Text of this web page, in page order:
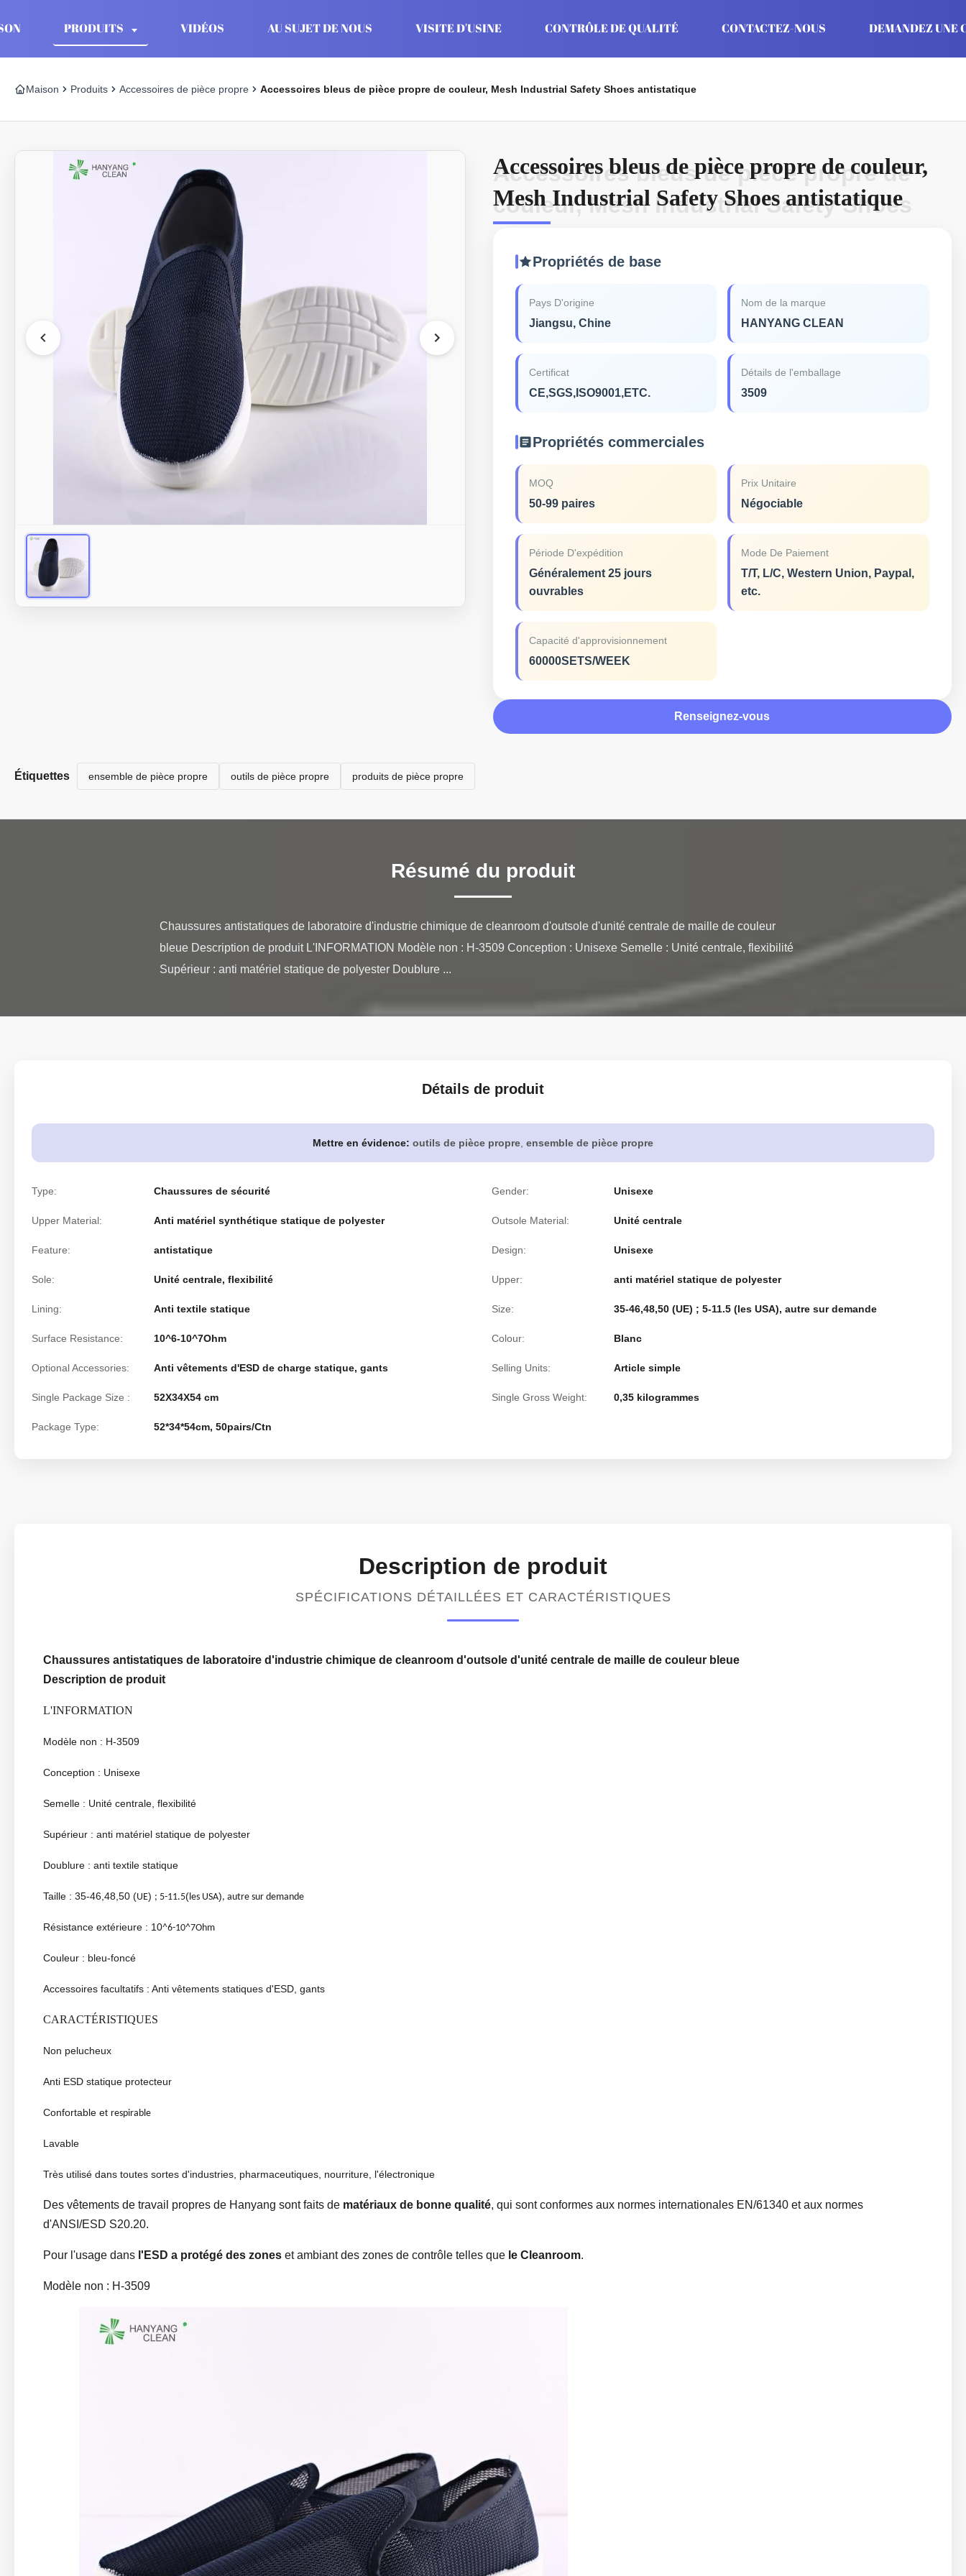
PRODUITS VIDÉOS AU SUJET DE NOUS VISITE D'USINE CONTRÔLE DE QUALITÉ CONTACTEZ-NOUS DEMANDEZ UNE
Maison Produits Accessoires de pièce propre Accessoires bleus de pièce propre de couleur, Mesh Industrial Safety Shoes antistatique
Accessoires bleus de pièce propre de couleur,
Mesh Industrial Safety Shoes antistatique
Accessoires bleus de pièce propre de
couleur, Mesh Industrial Safety Shoes
Propriétés de base
Pays D'origine
Jiangsu, Chine
Nom de la marque
HANYANG CLEAN
Certificat
CE,SGS,ISO9001,ETC.
Détails de l'emballage
3509
Propriétés commerciales
MOQ
50-99 paires
Prix Unitaire
Négociable
Période D'expédition
Généralement 25 jours
ouvrables
Mode De Paiement
T/T, L/C, Western Union, Paypal,
etc.
Capacité d'approvisionnement
60000SETS/WEEK
Renseignez-vous
Étiquettes ensemble de pièce propre outils de pièce propre produits de pièce propre
Résumé du produit
Chaussures antistatiques de laboratoire d'industrie chimique de cleanroom d'outsole d'unité centrale de maille de couleur
bleue Description de produit L'INFORMATION Modèle non : H-3509 Conception : Unisexe Semelle : Unité centrale, flexibilité
Supérieur : anti matériel statique de polyester Doublure ...
Détails de produit
Mettre en évidence: outils de pièce propre ensemble de pièce propre
Type: Chaussures de sécurité Gender: Unisexe
Upper Material: Anti matériel synthétique statique de polyester Outsole Material: Unité centrale
Feature: antistatique Design: Unisexe
Sole: Unité centrale, flexibilité Upper: anti matériel statique de polyester
Lining: Anti textile statique Size: 35-46,48,50 (UE) ; 5-11.5 (les USA), autre sur demande
Surface Resistance: 10^6-10^7Ohm Colour: Blanc
Optional Accessories: Anti vêtements d'ESD de charge statique, gants Selling Units: Article simple
Single Package Size : 52X34X54 cm Single Gross Weight: 0,35 kilogrammes
Package Type: 52*34*54cm, 50pairs/Ctn
Description de produit
SPÉCIFICATIONS DÉTAILLÉES ET CARACTÉRISTIQUES
Chaussures antistatiques de laboratoire d'industrie chimique de cleanroom d'outsole d'unité centrale de maille de couleur bleue
Description de produit
L'INFORMATION
Modèle non : H-3509
Conception : Unisexe
Semelle : Unité centrale, flexibilité
Supérieur : anti matériel statique de polyester
Doublure : anti textile statique
Taille : 35-46,48,50 (UE) ; 5-11.5(les USA), autre sur demande
Résistance extérieure : 10^6-10^7Ohm
Couleur : bleu-foncé
Accessoires facultatifs : Anti vêtements statiques d'ESD, gants
CARACTÉRISTIQUES
Non pelucheux
Anti ESD statique protecteur
Confortable et respirable
Lavable
Très utilisé dans toutes sortes d'industries, pharmaceutiques, nourriture, l'électronique
Des vêtements de travail propres de Hanyang sont faits de matériaux de bonne qualité, qui sont conformes aux normes internationales EN/61340 et aux normes
d'ANSI/ESD S20.20.
Pour l'usage dans l'ESD a protégé des zones et ambiant des zones de contrôle telles que le Cleanroom.
Modèle non : H-3509